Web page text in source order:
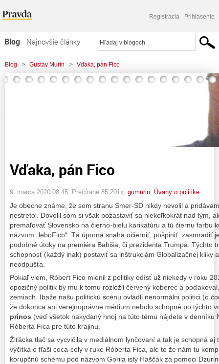
Registrácia Prihlásenie
Blog
Najnovšie články
Najčítanejšie články
Najkomentovanejšie články
Blog > Gustáv Murín > Vďaka, pán Fico
Vďaka, pán Fico
9. marca 2020 08:45 , Prečítané 85 201x, gumurin Úvahy o politike
Je obecne známe, že som stranu Smer-SD nikdy nevolil a
nestretol. Dovolil som si však pozastaviť sa niekoľkokrát nad tým,
premaľovať Slovensko na čierno-bielu karikatúru a tú čiernu farbu
názvom „leboFico“. Tá úporná snaha očierniť, pošpiniť, zasmradiť
podobné útoky na premiéra Babiša, či prezidenta Trumpa. Týchto
schopnosť (každý inak) postaviť sa inštrukciám Globalizačnej kliky
neodpúšťa.
Pokiaľ viem, Róbert Fico mienil z politiky odísť už niekedy v roku
opozičný politik by mu k tomu rozložil červený koberec a
zemiach. Ibaže našu politickú scénu ovládli nenormálni politici (o
že dokonca ani verejnoprávne médium nebolo schopné po týchto
prínos (veď všetok nakydaný hnoj na túto tému nájdete v denníku
Róberta Fica pre túto krajinu.
Žlťácka tlač sa vycvičila v mediálnom lynčovaní a tak je schopná aj
výčitka o fľaši coca-coly v ruke Róberta Fica, ale to že nám tu
korupčnú schému pod názvom Gorila istý Haščák za pomoci